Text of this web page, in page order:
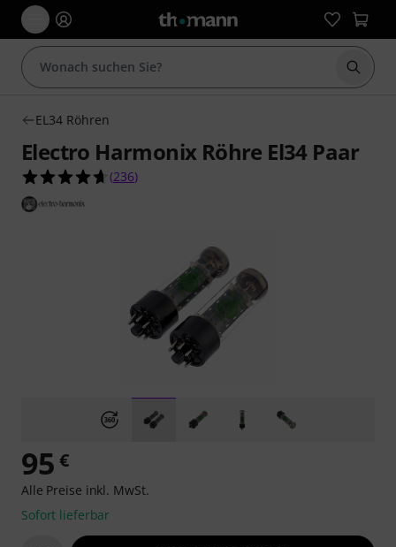
Suche
EL34 Röhren
Electro Harmonix Röhre El34 Paar
4.7 von 5 Sternen aus 236 Kundenbewertungen
(236)
95 €
Alle Preise inkl. MwSt.
Sofort lieferbar